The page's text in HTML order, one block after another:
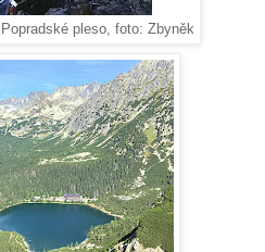
pleso, foto: Zbyněk